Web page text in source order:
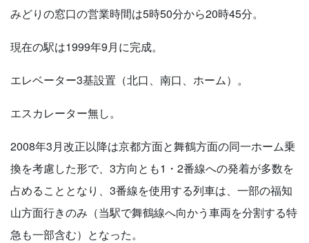
みどりの窓口の営業時間は5時50分から20時45分。
現在の駅は1999年9月に完成。
エレベーター3基設置（北口、南口、ホーム）。
エスカレーター無し。
2008年3月改正以降は京都方面と舞鶴方面の同一ホーム乗
換を考慮した形で、3方向とも1・2番線への発着が多数を
占めることとなり、3番線を使用する列車は、一部の福知
山方面行きのみ（当駅で舞鶴線へ向かう車両を分割する特
急も一部含む）となった。